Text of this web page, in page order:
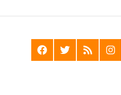
F T R I